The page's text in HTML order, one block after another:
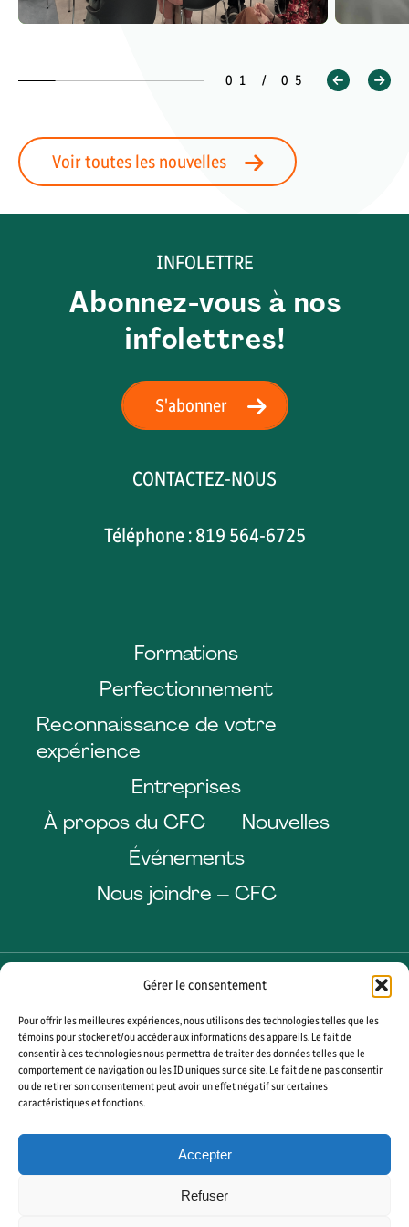
Gérer le consentement
Pour offrir les meilleures expériences, nous utilisons des technologies telles que les
témoins pour stocker et/ou accéder aux informations des appareils. Le fait de
consentir à ces technologies nous permettra de traiter des données telles que le
comportement de navigation ou les ID uniques sur ce site. Le fait de ne pas consentir
ou de retirer son consentement peut avoir un effet négatif sur certaines
caractéristiques et fonctions.
Accepter
Refuser
01 / 05
Voir toutes les nouvelles
INFOLETTRE
Abonnez-vous à nos
infolettres!
S'abonner
CONTACTEZ-NOUS
Téléphone : 819 564-6725
Formations
Perfectionnement
Reconnaissance de votre
expérience
Entreprises
À propos du CFC
Nouvelles
Événements
Nous joindre – CFC
Facebook LinkedIn Instagram YouTube
VORTEX SOLUTION
PLAN DU SITE GÉRER MES COOKIES